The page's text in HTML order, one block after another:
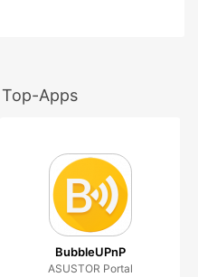
Apps
BubbleUPnP
ASUSTOR Portal